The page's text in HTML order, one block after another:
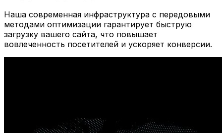
Наша современная инфраструктура с передовыми
методами оптимизации гарантирует быструю
загрузку вашего сайта, что повышает
вовлеченность посетителей и ускоряет конверсии.